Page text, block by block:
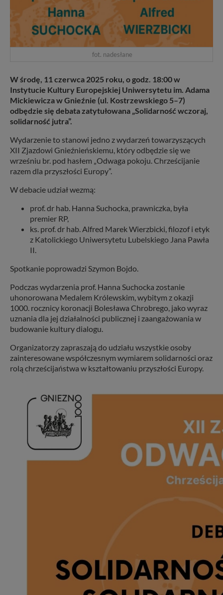
fot. nadesłane
W środę, 11 czerwca 2025 roku, o godz. 18:00 w
Instytucie Kultury Europejskiej Uniwersytetu im. Adama
Mickiewicza w Gnieźnie (ul. Kostrzewskiego 5–7)
odbędzie się debata zatytułowana „Solidarność wczoraj,
solidarność jutra”.
Wydarzenie to stanowi jedno z wydarzeń towarzyszących
XII Zjazdowi Gnieźnieńskiemu, który odbędzie się we
wrześniu br. pod hasłem „Odwaga pokoju. Chrześcijanie
razem dla przyszłości Europy”.
W debacie udział wezmą:
prof. dr hab. Hanna Suchocka, prawniczka, była
premier RP,
ks. prof. dr hab. Alfred Marek Wierzbicki, filozof i etyk
z Katolickiego Uniwersytetu Lubelskiego Jana Pawła
II.
Spotkanie poprowadzi Szymon Bojdo.
Podczas wydarzenia prof. Hanna Suchocka zostanie
uhonorowana Medalem Królewskim, wybitym z okazji
1000. rocznicy koronacji Bolesława Chrobrego, jako wyraz
uznania dla jej działalności publicznej i zaangażowania w
budowanie kultury dialogu.
Organizatorzy zapraszają do udziału wszystkie osoby
zainteresowane współczesnym wymiarem solidarności oraz
rolą chrześcijaństwa w kształtowaniu przyszłości Europy.